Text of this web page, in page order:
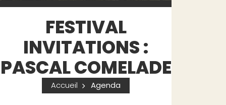
FESTIVAL
INVITATIONS :
PASCAL COMELADE
Accueil Agenda